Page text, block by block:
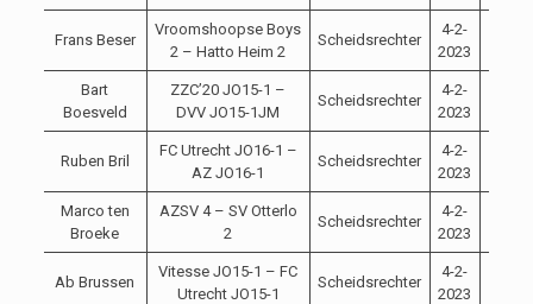
Frans Beser
Vroomshoopse Boys
2 – Hatto Heim 2
Scheidsrechter
4-2-
2023
Bart
Boesveld
ZZC’20 JO15-1 –
DVV JO15-1JM
Scheidsrechter
4-2-
2023
Ruben Bril
FC Utrecht JO16-1 –
AZ JO16-1
Scheidsrechter
4-2-
2023
Marco ten
Broeke
AZSV 4 – SV Otterlo
2
Scheidsrechter
4-2-
2023
Ab Brussen
Vitesse JO15-1 – FC
Utrecht JO15-1
Scheidsrechter
4-2-
2023